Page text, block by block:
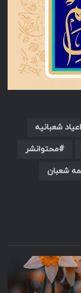
اعیاد شعبانیه
محتوانشر
شعبان